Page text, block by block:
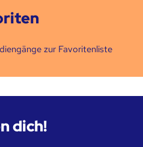
zur Favoritenliste
dich!